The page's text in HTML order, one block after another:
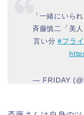
「一緒にいら
斉藤慎二「美
言い分#フラ
— FRIDAY